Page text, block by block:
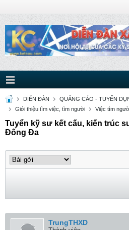
DIỄN ĐÀN
QUẢNG CÁO - TUYỂN
Giới thiệu tìm việc, tìm người
Việc tìm
Tuyển kỹ sư kết cấu, kiến trúc
Đống Đa
TrungTHXD